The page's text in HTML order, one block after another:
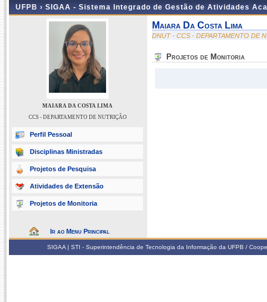
UFPB › SIGAA - Sistema Integrado de Gestão de Atividades
MAIARA DA COSTA LIMA
CCS - DEPARTAMENTO DE NUTRIÇÃO
Perfil Pessoal
Disciplinas Ministradas
Projetos de Pesquisa
Atividades de Extensão
Projetos de Monitoria
Ir ao Menu Principal
Maiara Da Costa Lima
DNUT - CCS - DEPARTAMENTO DE
Projetos de Monitoria
SIGAA | STI - Superintendência de Tecnologia da Informação da UFPB /